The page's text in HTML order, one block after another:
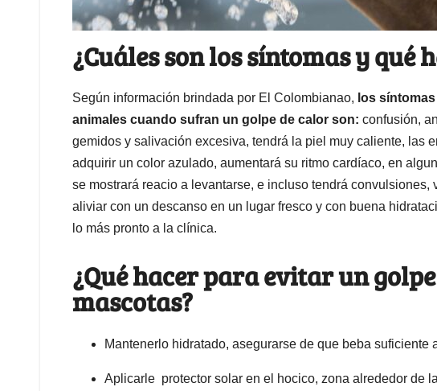
¿Cuáles son los síntomas y qué
Según información brindada por El Colombianao, los
animales cuando sufran un golpe de calor son: confusión,
gemidos y salivación excesiva, tendrá la piel muy caliente, las
adquirir un color azulado, aumentará su ritmo cardíaco, en
se mostrará reacio a levantarse, e incluso tendrá convulsiones,
aliviar con un descanso en un lugar fresco y con buena
lo más pronto a la clínica.
¿Qué hacer para evitar un
mascotas?
Mantenerlo hidratado, asegurarse de que beba suficiente
Aplicarle protector solar en el hocico, zona alrededor de